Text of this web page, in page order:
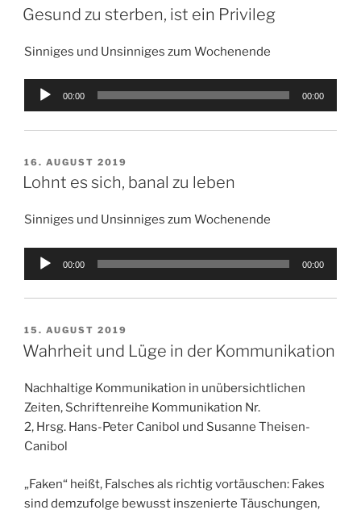
AM
Gesund zu sterben, ist ein Privileg
Sinniges und Unsinniges zum Wochenende
Audio-
00:00 00:00
VERÖFFENTLICHT
AM
16. AUGUST 2019
Lohnt es sich, banal zu leben
Sinniges und Unsinniges zum Wochenende
Audio-
00:00 00:00
VERÖFFENTLICHT
AM
15. AUGUST 2019
Wahrheit und Lüge in der Kommunikation
Nachhaltige Kommunikation in unübersichtlichen
Zeiten, Schriftenreihe Kommunikation Nr.
2, Hrsg. Hans-Peter Canibol und Susanne Theisen-
Canibol
„Faken“ heißt, Falsches als richtig vortäuschen: Fakes
sind demzufolge bewusst inszenierte Täuschungen,